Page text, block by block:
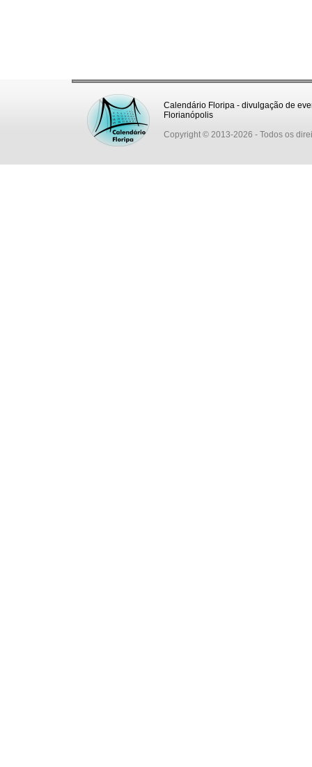
Calendário Floripa - divulgação de
Florianópolis
Copyright © 2013-2026 - Todos os